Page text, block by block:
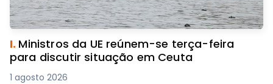
I. Ministros da UE reúnem-se terça-feira
para discutir situação em Ceuta
1 agosto 2026